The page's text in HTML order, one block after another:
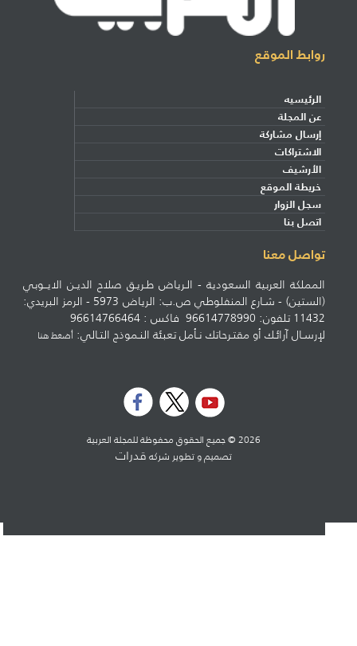
روابط الموقع
الرئيسيه
عن المجلة
إرسال مشاركة
الاشتراكات
الأرشيف
خريطة الموقع
سجل الزوار
اتصل بنا
تواصل معنا
المملكة العربية السعودية - الـرياض طـريـق صلاح الديـن الايــوبي
(الستين) - شـارع المنفلوطي ص.ب: الرياض 5973 - الرمز البريدي:
11432 تلفون: 96614778990 فاكس : 96614766464
لإرسـال آرائـك أو مقتـرحاتك نـأمل تعبئة النـموذج التـالي:أضغط هنا
2026 © جميع الحقوق محفوظة للمجلة العربية
تصميم و تطوير شركهقدرات